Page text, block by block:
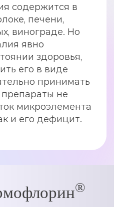
содержится в
печени,
винограде. Но
явно
здоровья,
его в виде
принимать
не
микроэлемента
и его дефицит.
®